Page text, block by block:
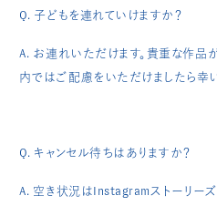
Q. 子どもを連れていけますか？
A. お連れいただけます。貴重な作品
内ではご配慮をいただけましたら幸い
Q. キャンセル待ちはありますか？
A. 空き状況はInstagramストーリー